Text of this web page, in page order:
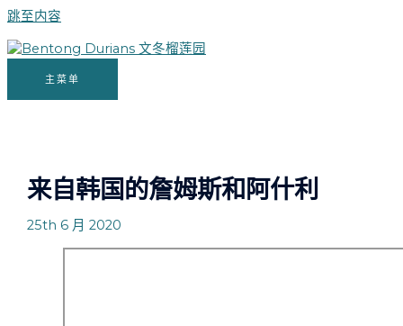
跳至内容
主菜单
来自韩国的詹姆斯和阿什利
25th 6 月 2020